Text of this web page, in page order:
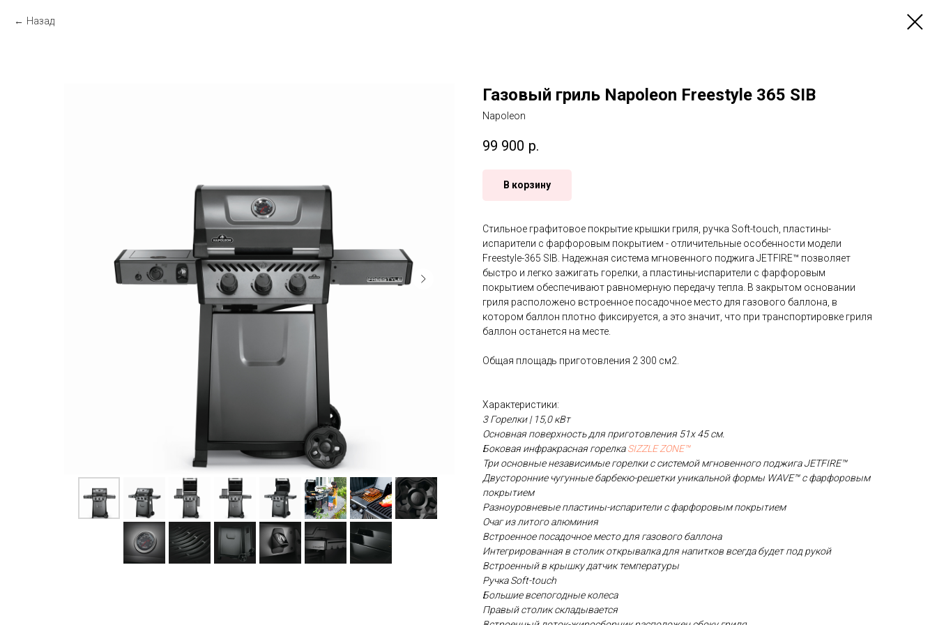
Назад
Газовый гриль Napoleon Freestyle 365 SIB
Napoleon
99 900 р.
В корзину
Стильное графитовое покрытие крышки гриля, ручка Soft-touch, пластины-
испарители с фарфоровым покрытием - отличительные особенности модели
Freestyle-365 SIB. Надежная система мгновенного поджига JETFIRE™ позволяет
быстро и легко зажигать горелки, а пластины-испарители с фарфоровым
покрытием обеспечивают равномерную передачу тепла. В закрытом основании
гриля расположено встроенное посадочное место для газового баллона, в
котором баллон плотно фиксируется, а это значит, что при транспортировке гриля
баллон останется на месте.
Общая площадь приготовления 2 300 см2.
Характеристики:
3 Горелки | 15,0 кВт
Основная поверхность для приготовления 51х 45 см.
Боковая инфракрасная горелкаSIZZLE ZONE™
Три основные независимые горелки с системой мгновенного поджига JETFIRE™
Двусторонние чугунные барбекю-решетки уникальной формы WAVE™ с фарфоровым
покрытием
Разноуровневые пластины-испарители с фарфоровым покрытием
Очаг из литого алюминия
Встроенное посадочное место для газового баллона
Интегрированная в столик открывалка для напитков всегда будет под рукой
Встроенный в крышку датчик температуры
Ручка Soft-touch
Большие всепогодные колеса
Правый столик складывается